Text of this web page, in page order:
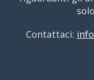
Contattaci: